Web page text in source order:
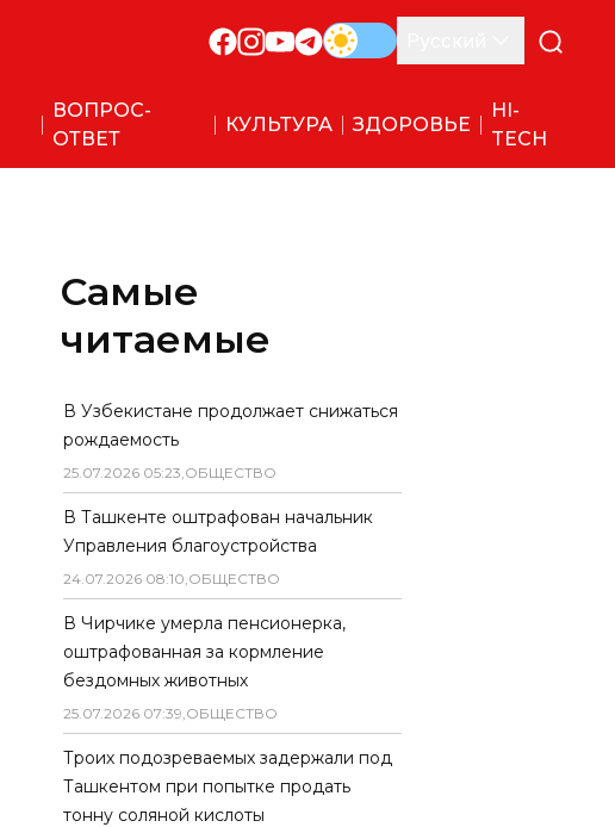
ВОПРОС-
ОТВЕТ
КУЛЬТУРА ЗДОРОВЬЕ
HI-
TECH
Самые
читаемые
В Узбекистане продолжает снижаться
рождаемость
25.07.2026 05:23,ОБЩЕСТВО
В Ташкенте оштрафован начальник
Управления благоустройства
24.07.2026 08:10,ОБЩЕСТВО
В Чирчике умерла пенсионерка,
оштрафованная за кормление
бездомных животных
25.07.2026 07:39,ОБЩЕСТВО
Троих подозреваемых задержали под
Ташкентом при попытке продать
тонну соляной кислоты